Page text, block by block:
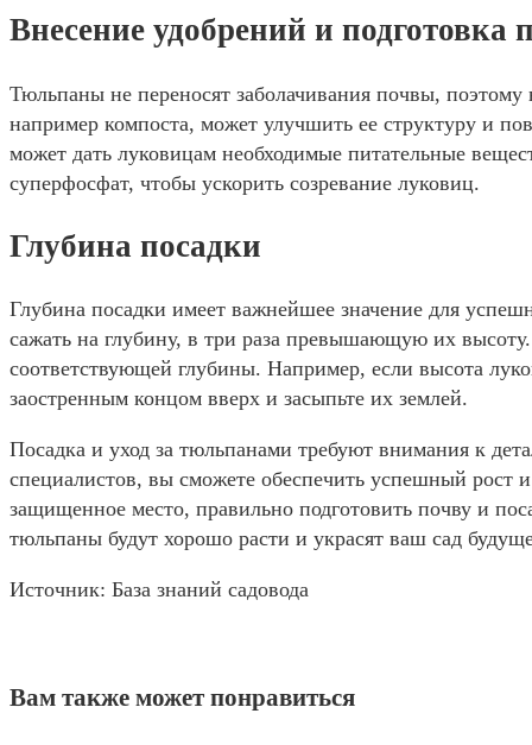
Внесение удобрений и подготовка
Тюльпаны не переносят заболачивания почвы,
например компоста, может улучшить ее структуру и
может дать луковицам необходимые питательные
суперфосфат, чтобы ускорить созревание луковиц.
Глубина посадки
Глубина посадки имеет важнейшее значение для
сажать на глубину, в три раза превышающую их
соответствующей глубины. Например, если высота
заостренным концом вверх и засыпьте их землей.
Посадка и уход за тюльпанами требуют внимания к
специалистов, вы сможете обеспечить успешный рост
защищенное место, правильно подготовить почву и
тюльпаны будут хорошо расти и украсят ваш сад
Источник: База знаний садовода
Вам также может понравиться